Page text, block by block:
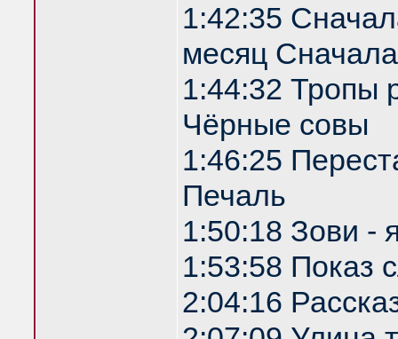
1:42:35
месяц
1:44:32 Тропы
Чёрные совы
1:46:25
Печаль
1:50:18 Зови -
1:53:58 Показ
2:04:16